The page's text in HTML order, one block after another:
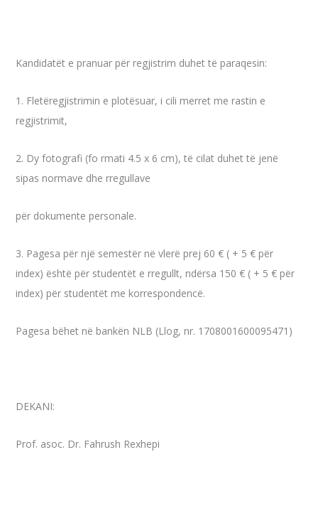
Kandidatët e pranuar për regjistrim duhet të paraqesin:
1. Fletëregjistrimin e plotësuar, i cili merret me rastin e
regjistrimit,
2. Dy fotografi (fo rmati 4.5 x 6 cm), të cilat duhet të jenë
sipas normave dhe rregullave
për dokumente personale.
3. Pagesa për një semestër në vlerë prej 60 € ( + 5 € për
index) është për studentët e rregullt, ndërsa 150 € ( + 5 € për
index) për studentët me korrespondencë.
Pagesa bëhet në bankën NLB (Llog, nr. 1708001600095471)
DEKANI:
Prof. asoc. Dr. Fahrush Rexhepi